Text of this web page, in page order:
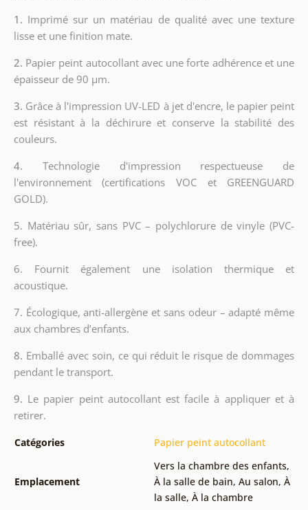
1. Imprimé sur un matériau de qualité avec une texture
lisse et une finition mate.
2. Papier peint autocollant avec une forte adhérence et une
épaisseur de 90 µm.
3. Grâce à l'impression UV-LED à jet d'encre, le papier peint
est résistant à la déchirure et conserve la stabilité des
couleurs.
4. Technologie d'impression respectueuse de
l'environnement (certifications VOC et GREENGUARD
GOLD).
5. Matériau sûr, sans PVC – polychlorure de vinyle (PVC-
free).
6. Fournit également une isolation thermique et
acoustique.
7. Écologique, anti-allergène et sans odeur – adapté même
aux chambres d’enfants.
8. Emballé avec soin, ce qui réduit le risque de dommages
pendant le transport.
9. Le papier peint autocollant est facile à appliquer et à
retirer.
Catégories Papier peint autocollant
Emplacement
Vers la chambre des enfants,
À la salle de bain, Au salon, À
la salle, À la chambre